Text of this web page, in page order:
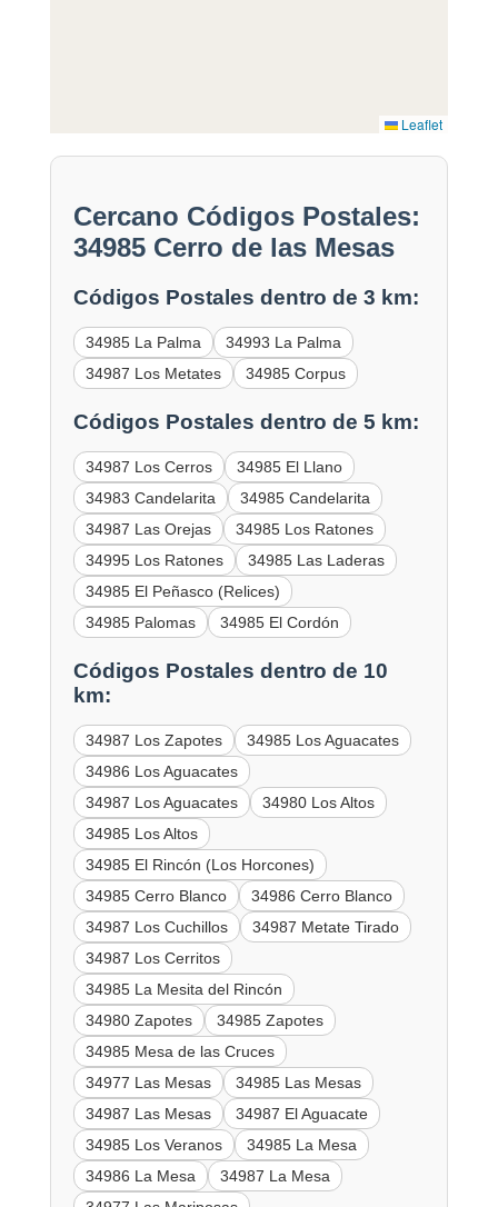
Leaflet
Cercano Códigos Postales:
34985 Cerro de las Mesas
Códigos Postales dentro de 3 km:
34985 La Palma
34993 La Palma
34987 Los Metates
34985 Corpus
Códigos Postales dentro de 5 km:
34987 Los Cerros
34985 El Llano
34983 Candelarita
34985 Candelarita
34987 Las Orejas
34985 Los Ratones
34995 Los Ratones
34985 Las Laderas
34985 El Peñasco (Relices)
34985 Palomas
34985 El Cordón
Códigos Postales dentro de 10
km:
34987 Los Zapotes
34985 Los Aguacates
34986 Los Aguacates
34987 Los Aguacates
34980 Los Altos
34985 Los Altos
34985 El Rincón (Los Horcones)
34985 Cerro Blanco
34986 Cerro Blanco
34987 Los Cuchillos
34987 Metate Tirado
34987 Los Cerritos
34985 La Mesita del Rincón
34980 Zapotes
34985 Zapotes
34985 Mesa de las Cruces
34977 Las Mesas
34985 Las Mesas
34987 Las Mesas
34987 El Aguacate
34985 Los Veranos
34985 La Mesa
34986 La Mesa
34987 La Mesa